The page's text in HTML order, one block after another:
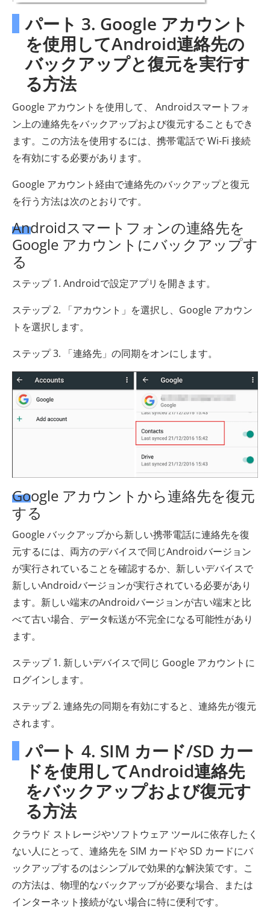
パート 3. Google アカウント
を使用してAndroid連絡先の
バックアップと復元を実行す
る方法
Google アカウントを使用して、 Androidスマートフォ
ン上の連絡先をバックアップおよび復元することもでき
ます。この方法を使用するには、携帯電話で Wi-Fi 接続
を有効にする必要があります。
Google アカウント経由で連絡先のバックアップと復元
を行う方法は次のとおりです。
Androidスマートフォンの連絡先を
Google アカウントにバックアップす
る
ステップ 1. Androidで設定アプリを開きます。
ステップ 2. 「アカウント」を選択し、Google アカウン
トを選択します。
ステップ 3. 「連絡先」の同期をオンにします。
Google アカウントから連絡先を復元
する
Google バックアップから新しい携帯電話に連絡先を復
元するには、両方のデバイスで同じAndroidバージョン
が実行されていることを確認するか、新しいデバイスで
新しいAndroidバージョンが実行されている必要があり
ます。新しい端末のAndroidバージョンが古い端末と比
べて古い場合、データ転送が不完全になる可能性があり
ます。
ステップ 1. 新しいデバイスで同じ Google アカウントに
ログインします。
ステップ 2. 連絡先の同期を有​​効にすると、連絡先が復元
されます。
パート 4. SIM カード/SD カー
ドを使用してAndroid連絡先
をバックアップおよび復元す
る方法
クラウド ストレージやソフトウェア ツールに依存したく
ない人にとって、連絡先を SIM カードや SD カードにバ
ックアップするのはシンプルで効果的な解決策です。こ
の方法は、物理的なバックアップが必要な場合、または
インターネット接続がない場合に特に便利です。